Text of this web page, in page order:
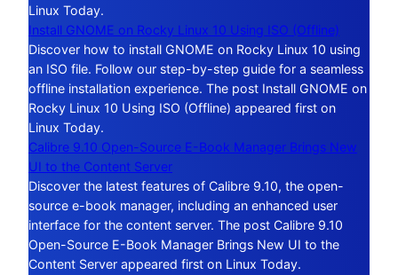
Linux Today.
Install GNOME on Rocky Linux 10 Using ISO (Offline)
Discover how to install GNOME on Rocky Linux 10 using
an ISO file. Follow our step-by-step guide for a seamless
offline installation experience. The post Install GNOME on
Rocky Linux 10 Using ISO (Offline) appeared first on
Linux Today.
Calibre 9.10 Open-Source E-Book Manager Brings New
UI to the Content Server
Discover the latest features of Calibre 9.10, the open-
source e-book manager, including an enhanced user
interface for the content server. The post Calibre 9.10
Open-Source E-Book Manager Brings New UI to the
Content Server appeared first on Linux Today.